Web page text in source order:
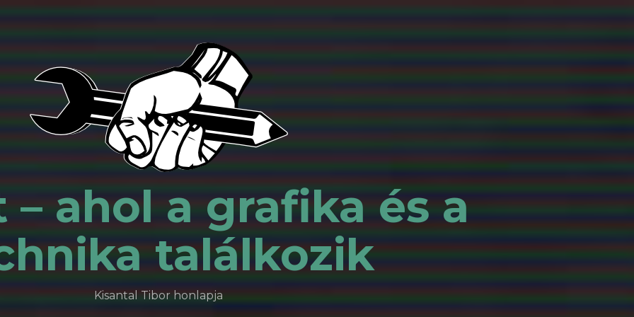
– ahol a grafika és a
találkozik
Kisantal Tibor honlapja